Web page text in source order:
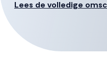
Je loopt de woning via
naar de 1e verdieping
woonkamer en open
Lees de volledige